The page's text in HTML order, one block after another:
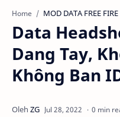
Home MOD DATA FREE FIRE
Data
Dang Tay,
Không Ban
0 min